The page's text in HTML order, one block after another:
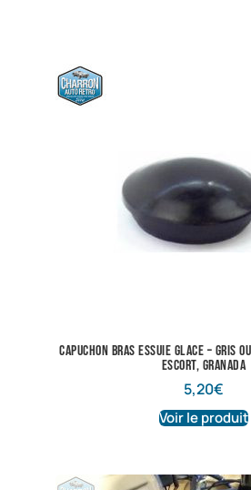
Capuchon bras essuie glace – gris
Escort, Granada
5,20€
Voir le produit